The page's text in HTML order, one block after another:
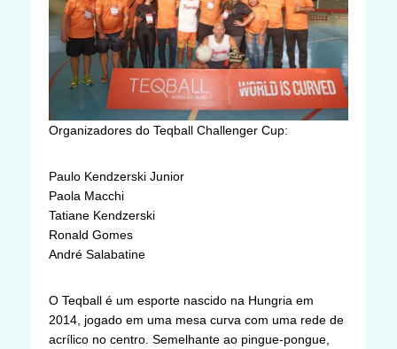
Organizadores do Teqball Challenger Cup:
Paulo Kendzerski Junior
Paola Macchi
Tatiane Kendzerski
Ronald Gomes
André Salabatine
O Teqball é um esporte nascido na Hungria em
2014, jogado em uma mesa curva com uma rede de
acrílico no centro. Semelhante ao pingue-pongue,